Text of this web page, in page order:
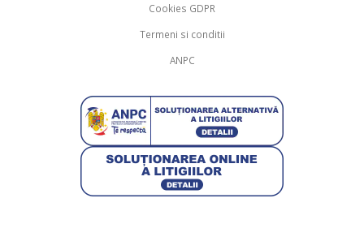
Cookies GDPR
Termeni si conditii
ANPC